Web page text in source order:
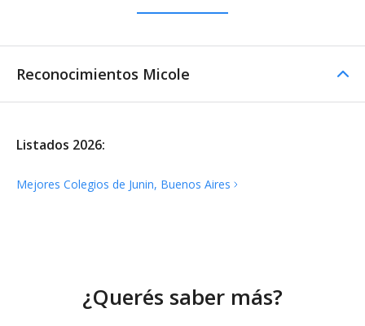
Reconocimientos Micole
Listados 2026:
Mejores Colegios de Junin, Buenos Aires
¿Querés saber más?